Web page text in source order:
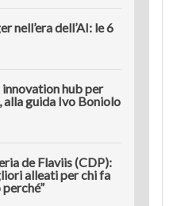
nell’era dell’AI: le 6
innovation hub per
alla guida Ivo Boniolo
de Flaviis (CDP):
alleati per chi fa